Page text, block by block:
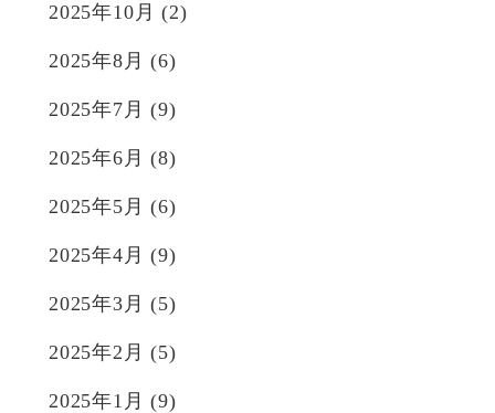
2025年10月 (2)
2025年8月 (6)
2025年7月 (9)
2025年6月 (8)
2025年5月 (6)
2025年4月 (9)
2025年3月 (5)
2025年2月 (5)
2025年1月 (9)